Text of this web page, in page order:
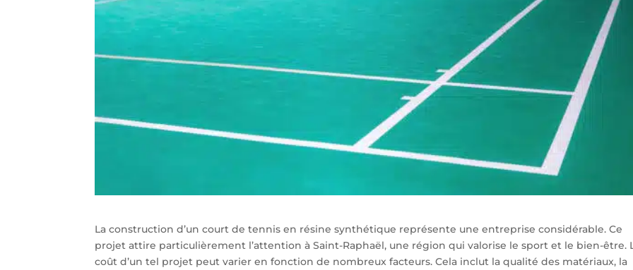
La construction d’un court de tennis en résine synthétique représente une entreprise considérable. Ce
projet attire particulièrement l’attention à Saint-Raphaël, une région qui valorise le sport et le bien-être.
coût d’un tel projet peut varier en fonction de nombreux facteurs. Cela inclut la qualité des matériaux, la